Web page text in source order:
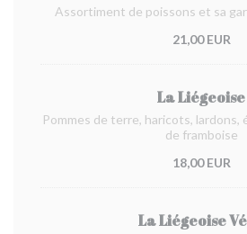
Assortiment de poissons et sa
21,00 EUR
La Liégeoise
Pommes de terre, haricots, lardons,
de framboise
18,00 EUR
La Liégeoise